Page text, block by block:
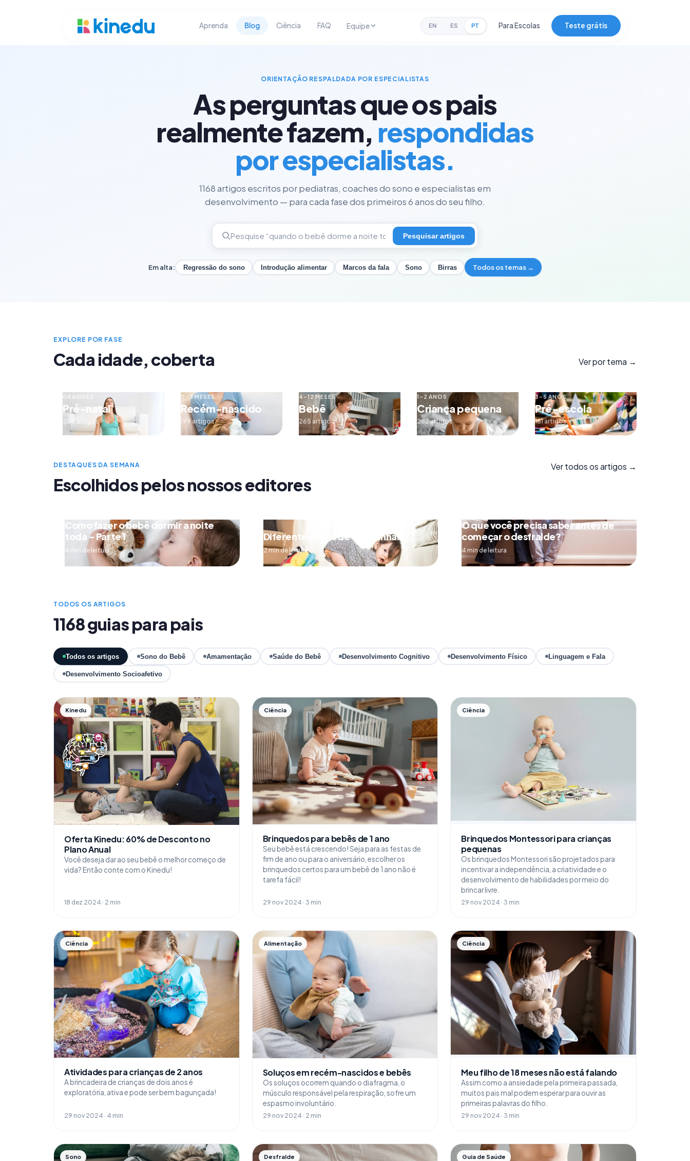
Aprenda Blog Ciência FAQ Equipe EN ES PT Para Escolas Teste grátis
ORIENTAÇÃO RESPALDADA POR ESPECIALISTAS
As perguntas que os pais
realmente fazem,respondidas
por especialistas.
1168 artigos escritos por pediatras, coaches do sono e especialistas em
desenvolvimento — para cada fase dos primeiros 6 anos do seu filho.
Pesquisar artigos
Em alta: Regressão do sono Introdução alimentar Marcos da fala Sono Birras Todos os temas →
EXPLORE POR FASE
Cada idade, coberta Ver por tema →
GRAVIDEZ
Pré-natal
209 artigos
0–3 MESES
Recém-nascido
199 artigos
4–12 MESES
Bebê
265 artigos
1–2 ANOS
Criança pequena
282 artigos
3–5 ANOS
Pré-escola
161 artigos
DESTAQUES DA SEMANA
Escolhidos pelos nossos editores
Ver todos os artigos →
Como fazer o bebê dormir a noite
toda – Parte 1
4 min de leitura
Diferentes tipos de engatinhar
2 min de leitura
O que você precisa saber antes de
começar o desfralde?
4 min de leitura
TODOS OS ARTIGOS
1168 guias para pais
Todos os artigos Sono do Bebê Amamentação Saúde do Bebê Desenvolvimento Cognitivo Desenvolvimento Físico Linguagem e Fala
Desenvolvimento Socioafetivo
Kinedu
Oferta Kinedu: 60% de Desconto no
Plano Anual
Você deseja dar ao seu bebê o melhor começo de
vida? Então conte com o Kinedu!
18 dez 2024 · 2 min
Ciência
Brinquedos para bebês de 1 ano
Seu bebê está crescendo! Seja para as festas de
fim de ano ou para o aniversário, escolher os
brinquedos certos para um bebê de 1 ano não é
tarefa fácil!
29 nov 2024 · 3 min
Ciência
Brinquedos Montessori para crianças
pequenas
Os brinquedos Montessori são projetados para
incentivar a independência, a criatividade e o
desenvolvimento de habilidades por meio do
brincar livre.
29 nov 2024 · 3 min
Ciência
Atividades para crianças de 2 anos
A brincadeira de crianças de dois anos é
exploratória, ativa e pode ser bem bagunçada!
29 nov 2024 · 4 min
Alimentação
Soluços em recém-nascidos e bebês
Os soluços ocorrem quando o diafragma, o
músculo responsável pela respiração, sofre um
espasmo involuntário.
29 nov 2024 · 2 min
Ciência
Meu filho de 18 meses não está falando
Assim como a ansiedade pela primeira passada,
muitos pais mal podem esperar para ouvir as
primeiras palavras do filho.
29 nov 2024 · 3 min
Sono Desfralde Guia de Saúde